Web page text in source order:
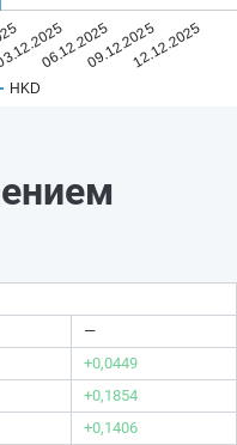
HKD
06.12.202509.12.202512.12.2025
—
+0,0449
+0,1854
+0,1406